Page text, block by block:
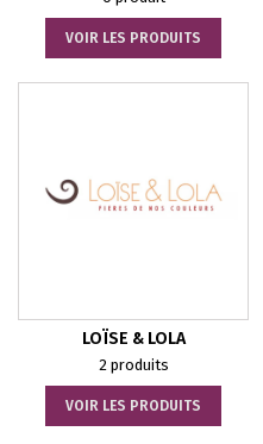
VOIR LES PRODUITS
LOÏSE & LOLA
2 produits
VOIR LES PRODUITS